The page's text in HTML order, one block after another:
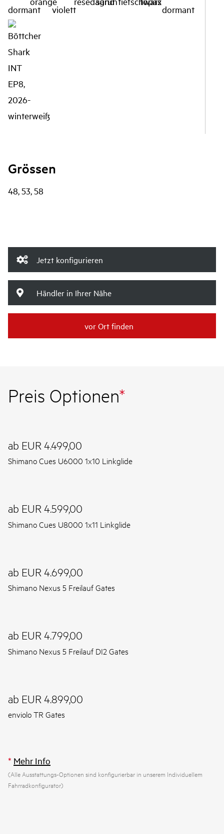
Grössen
48, 53, 58
Jetzt konfigurieren
Händler in Ihrer Nähe
vor Ort finden
Preis Optionen*
ab EUR 4.499,00
Shimano Cues U6000 1x10 Linkglide
ab EUR 4.599,00
Shimano Cues U8000 1x11 Linkglide
ab EUR 4.699,00
Shimano Nexus 5 Freilauf Gates
ab EUR 4.799,00
Shimano Nexus 5 Freilauf DI2 Gates
ab EUR 4.899,00
enviolo TR Gates
* Mehr Info
(Alle Ausstattungs-Optionen sind konfigurierbar in unserem Individuellem
Fahrradkonfigurator)